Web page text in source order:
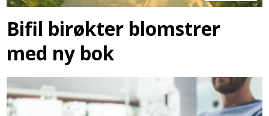
Bifil birøkter blomstrer
med ny bok